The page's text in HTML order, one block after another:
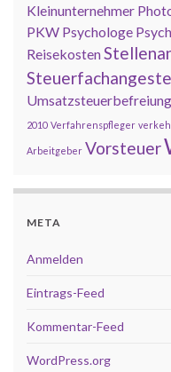
Kleinunternehmer
PKW Psychologe
Reisekosten
Umsatzsteuerbefreiung
2010 Verfahrenspfleger
Arbeitgeber Vorsteuer
META
Anmelden
Eintrags-Feed
Kommentar-Feed
WordPress.org